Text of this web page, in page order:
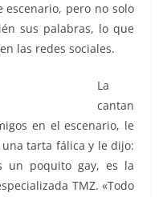
escenario, pero no solo
sus palabras, lo que
las redes sociales.
La
cantan
en el escenario, le
tarta fálica y le dijo:
un poquito gay, es la
TMZ. «Todo